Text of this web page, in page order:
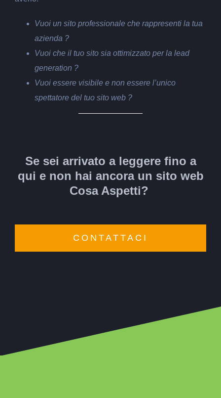
Vuoi un sito professionale che rappresenti la tua
azienda ?
Vuoi che il tuo sito sia ottimizzato per la lead
generation ?
Vuoi essere visibile e non essere l’unico
spettatore del tuo sito web ?
Se sei arrivato a leggere fino a
qui e non hai ancora un sito web
Cosa Aspetti?
CONTATTACI